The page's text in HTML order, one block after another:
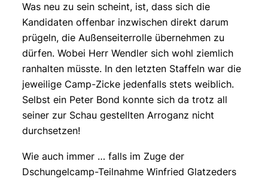
Was neu zu sein scheint, ist, dass sich die
Kandidaten offenbar inzwischen direkt darum
prügeln, die Außenseiterrolle übernehmen zu
dürfen. Wobei Herr Wendler sich wohl ziemlich
ranhalten müsste. In den letzten Staffeln war die
jeweilige Camp-Zicke jedenfalls stets weiblich.
Selbst ein Peter Bond konnte sich da trotz all
seiner zur Schau gestellten Arroganz nicht
durchsetzen!
Wie auch immer … falls im Zuge der
Dschungelcamp-Teilnahme Winfried Glatzeders